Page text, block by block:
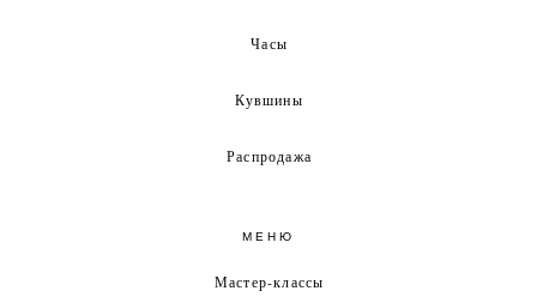
Часы
Кувшины
Распродажа
МЕНЮ
Мастер-классы